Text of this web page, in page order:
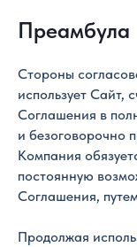
Преамбула
Стороны
использует Сайт,
Соглашения в
и безоговорочно
Компания
постоянную
Соглашения,
Продолжая